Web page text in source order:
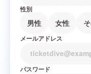
性別
男性 女性
メールアドレス
パスワード